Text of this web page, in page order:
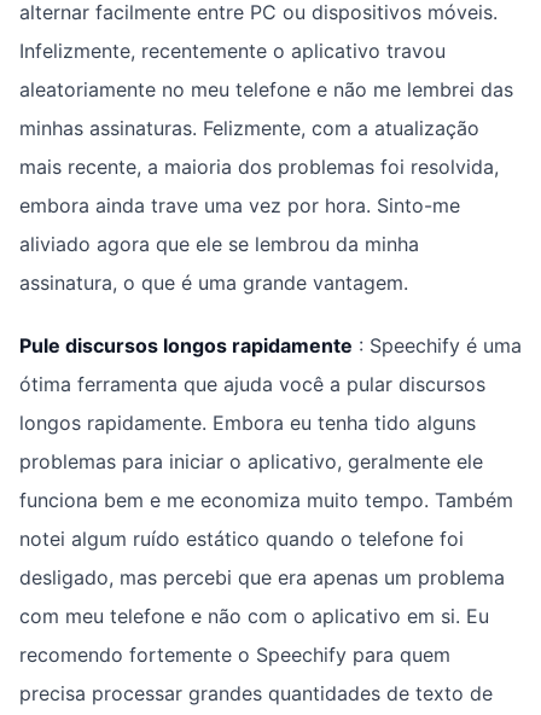
alternar facilmente entre PC ou dispositivos móveis.
Infelizmente, recentemente o aplicativo travou
aleatoriamente no meu telefone e não me lembrei das
minhas assinaturas. Felizmente, com a atualização
mais recente, a maioria dos problemas foi resolvida,
embora ainda trave uma vez por hora. Sinto-me
aliviado agora que ele se lembrou da minha
assinatura, o que é uma grande vantagem.
Pule discursos longos rapidamente : Speechify é uma
ótima ferramenta que ajuda você a pular discursos
longos rapidamente. Embora eu tenha tido alguns
problemas para iniciar o aplicativo, geralmente ele
funciona bem e me economiza muito tempo. Também
notei algum ruído estático quando o telefone foi
desligado, mas percebi que era apenas um problema
com meu telefone e não com o aplicativo em si. Eu
recomendo fortemente o Speechify para quem
precisa processar grandes quantidades de texto de